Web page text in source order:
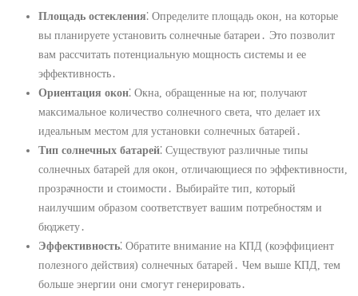
Площадь остекления⁚ Определите площадь окон, на которые
вы планируете установить солнечные батареи․ Это позволит
вам рассчитать потенциальную мощность системы и ее
эффективность․
Ориентация окон⁚ Окна, обращенные на юг, получают
максимальное количество солнечного света, что делает их
идеальным местом для установки солнечных батарей․
Тип солнечных батарей⁚ Существуют различные типы
солнечных батарей для окон, отличающиеся по эффективности,
прозрачности и стоимости․ Выбирайте тип, который
наилучшим образом соответствует вашим потребностям и
бюджету․
Эффективность⁚ Обратите внимание на КПД (коэффициент
полезного действия) солнечных батарей․ Чем выше КПД, тем
больше энергии они смогут генерировать․